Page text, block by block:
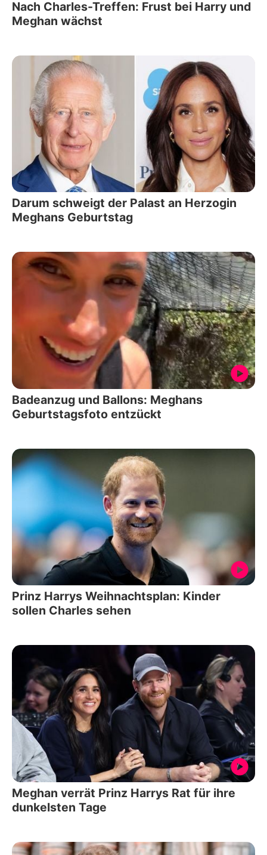
Nach Charles-Treffen: Frust bei Harry und
Meghan wächst
Darum schweigt der Palast an Herzogin
Meghans Geburtstag
Badeanzug und Ballons: Meghans
Geburtstagsfoto entzückt
Prinz Harrys Weihnachtsplan: Kinder
sollen Charles sehen
Meghan verrät Prinz Harrys Rat für ihre
dunkelsten Tage